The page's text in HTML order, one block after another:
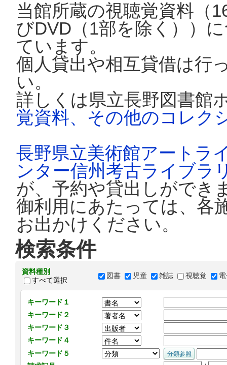
当館所蔵の視聴覚資料（
びDVD（1部を除く））
ています。
個人貸出や相互貸借は行
い。
詳しくは県立長野図書館
覚資料、その他のコレク
長野県立美術館アートラ
ンター信州考古ライブラ
が、予約や貸出しができ
御利用にあたっては、各
お出かけください。
検索条件
資料種別
すべて選択
図書 児童 雑誌 視聴覚
キーワード１
キーワード２
キーワード３
キーワード４
キーワード５